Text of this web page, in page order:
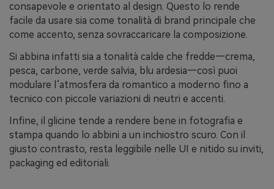
consapevole e orientato al design. Questo lo rende
facile da usare sia come tonalità di brand principale che
come accento, senza sovraccaricare la composizione.
Si abbina infatti sia a tonalità calde che fredde—crema,
pesca, carbone, verde salvia, blu ardesia—così puoi
modulare l’atmosfera da romantico a moderno fino a
tecnico con piccole variazioni di neutri e accenti.
Infine, il glicine tende a rendere bene in fotografia e
stampa quando lo abbini a un inchiostro scuro. Con il
giusto contrasto, resta leggibile nelle UI e nitido su inviti,
packaging ed editoriali.